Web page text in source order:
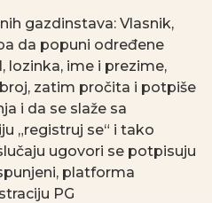
gazdinstava: Vlasnik,
da popuni određene
lozinka, ime i prezime,
zatim pročita i potpiše
i da se slaže sa
„registruj se“ i tako
ugovori se potpisuju
platforma
PG